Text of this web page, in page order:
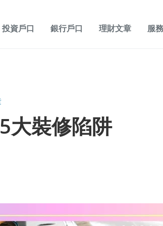
投資戶口 銀行戶口 理財文章 服
大裝修陷阱